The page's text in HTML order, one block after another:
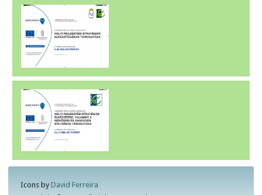
Icons by David Ferreira